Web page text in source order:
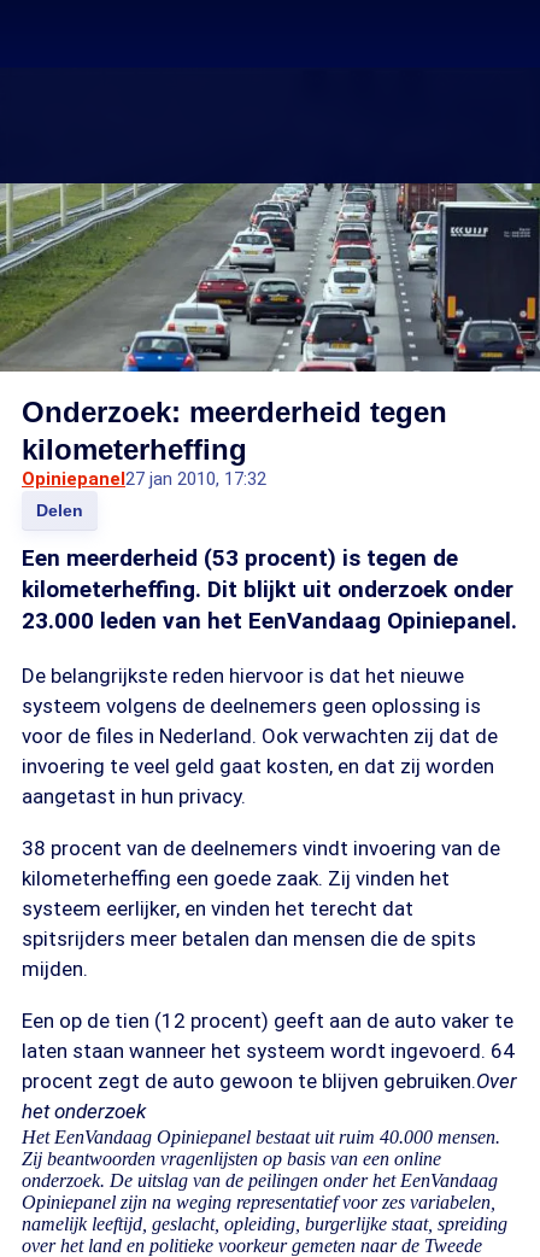
Onderzoek: meerderheid tegen
kilometerheffing
Opiniepanel27 jan 2010, 17:32
Delen
Een meerderheid (53 procent) is tegen de
kilometerheffing. Dit blijkt uit onderzoek onder
23.000 leden van het EenVandaag Opiniepanel.
De belangrijkste reden hiervoor is dat het nieuwe
systeem volgens de deelnemers geen oplossing is
voor de files in Nederland. Ook verwachten zij dat de
invoering te veel geld gaat kosten, en dat zij worden
aangetast in hun privacy.
38 procent van de deelnemers vindt invoering van de
kilometerheffing een goede zaak. Zij vinden het
systeem eerlijker, en vinden het terecht dat
spitsrijders meer betalen dan mensen die de spits
mijden.
Een op de tien (12 procent) geeft aan de auto vaker te
laten staan wanneer het systeem wordt ingevoerd. 64
procent zegt de auto gewoon te blijven gebruiken.Over
het onderzoek
Het EenVandaag Opiniepanel bestaat uit ruim 40.000 mensen.
Zij beantwoorden vragenlijsten op basis van een online
onderzoek. De uitslag van de peilingen onder het EenVandaag
Opiniepanel zijn na weging representatief voor zes variabelen,
namelijk leeftijd, geslacht, opleiding, burgerlijke staat, spreiding
over het land en politieke voorkeur gemeten naar de Tweede